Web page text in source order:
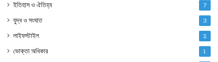
ইতিহাস ও ঐতিহ্য 7
যুদ্ধ ও সংঘাত 3
লাইফস্টাইল 2
ভোক্তা অধিকার 1